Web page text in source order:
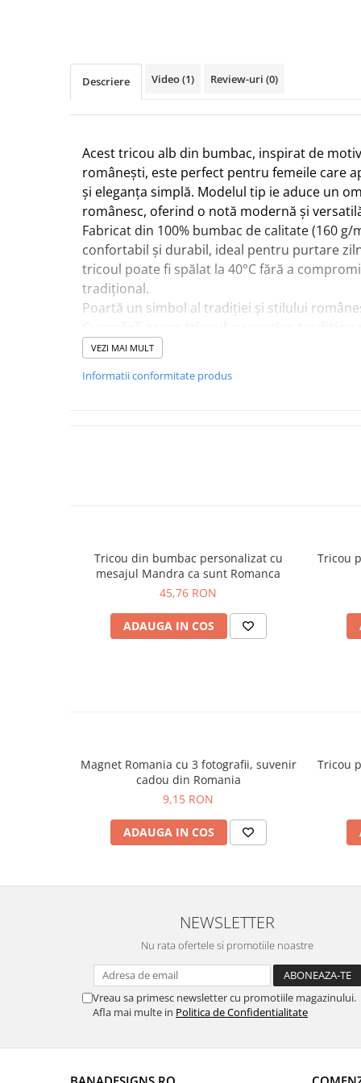
Descriere Video(1) Review-uri (0)
Acest tricou alb din bumbac, inspirat de
românești, este perfect pentru femeile care
și eleganța simplă. Modelul tip ie aduce un
românesc, oferind o notă modernă și
Fabricat din 100% bumbac de calitate (160 g/
confortabil și durabil, ideal pentru purtare
tricoul poate fi spălat la 40°C fără a
tradițional.
Poartă un simbol al tradiției și stilului
VEZI MAI MULT
Informatii conformitate produs
Tricou din bumbac personalizat cu
mesajul Mandra ca sunt Romanca
45,76 RON
ADAUGA IN COS
Tricou
Magnet Romania cu 3 fotografii, suvenir
cadou din Romania
9,15 RON
ADAUGA IN COS
Tricou
NEWSLETTER
Nu rata ofertele si promotiile noastre
Vreau sa primesc newsletter cu promotiile magazinului.
Afla mai multe in Politica de Confidentialitate